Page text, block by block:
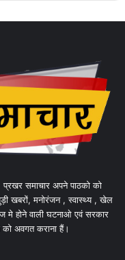
प्रखर समाचार अपने पाठको को
खबरों, मनोरंजन , स्वास्थ्य , खेल
मे होने वाली घटनाओ एवं सरकार
को अवगत कराना हैं।